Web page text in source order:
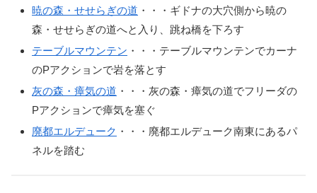
暁の森・せせらぎの道 ・・・ギドナの大穴側から暁の
森・せせらぎの道へと入り、跳ね橋を下ろす
テーブルマウンテン ・・・テーブルマウンテンでカーナ
のPアクションで岩を落とす
灰の森・瘴気の道 ・・・灰の森・瘴気の道でフリーダの
Pアクションで瘴気を塞ぐ
廃都エルデューク ・・・廃都エルデューク南東にあるパ
ネルを踏む